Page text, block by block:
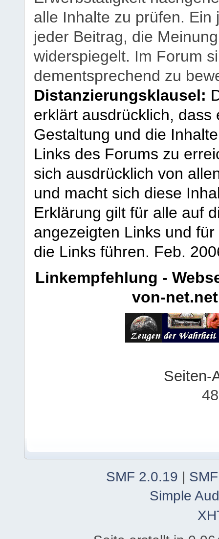
alle Inhalte zu prüfen.
jeder Beitrag, die
widerspiegelt. Im Forum
dementsprechend zu
Distanzierungsklausel:
erklärt ausdrücklich,
Gestaltung und die
Links des Forums zu
sich ausdrücklich von
und macht sich diese
Erklärung gilt für alle auf
angezeigten Links und
die Links führen. Feb.
Linkempfehlung -
von-net.net
Seiten-
SMF 2.0.19 |
Simple